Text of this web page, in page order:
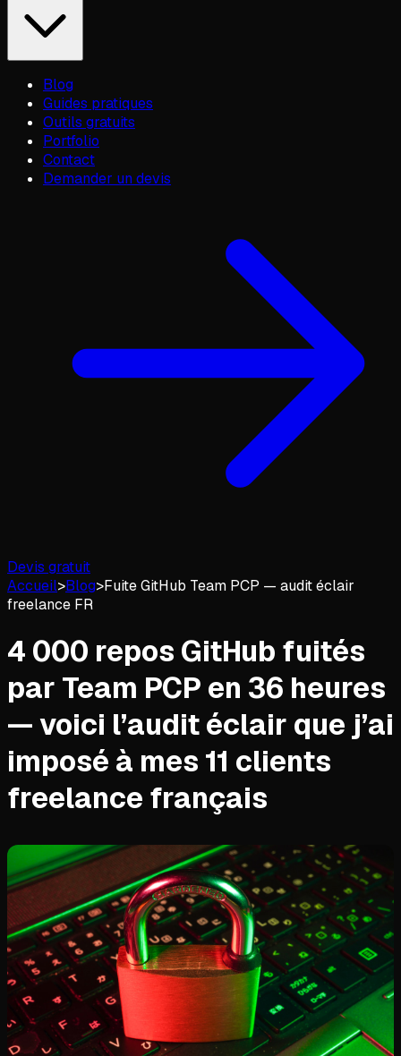
Blog
Guides pratiques
Outils gratuits
Portfolio
Contact
Demander un devis
Devis gratuit
Accueil>Blog>Fuite GitHub Team PCP — audit éclair
freelance FR
4 000 repos GitHub fuités
par Team PCP en 36 heures
— voici l’audit éclair que j’ai
imposé à mes 11 clients
freelance français